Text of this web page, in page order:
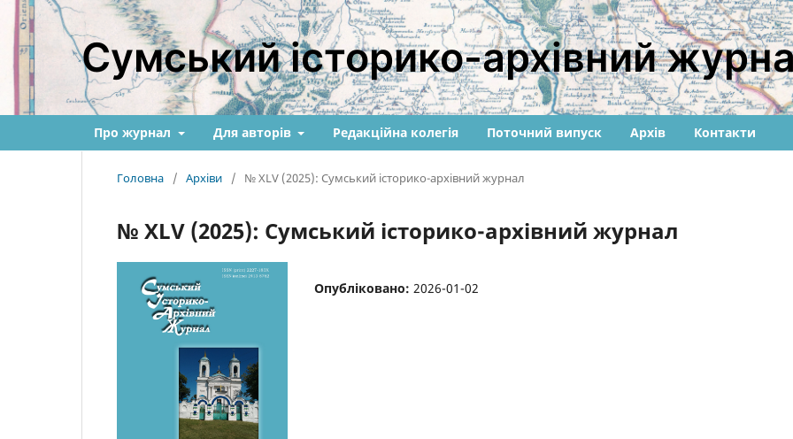
Сумський історико-архівний
Про журнал Для авторів Редакційна колегія Поточний випуск Архів Контакти
Головна / Архіви / № XLV (2025): Сумський історико-архівний журнал
№ XLV (2025): Сумський історико-архівний журнал
Опубліковано: 2026-01-02